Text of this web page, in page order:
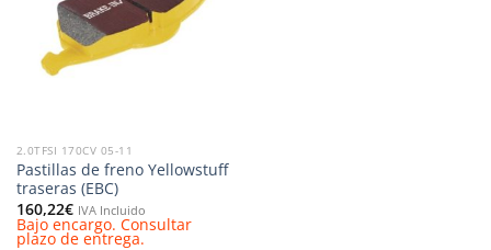
deseos
2.0TFSI 170CV 05-11
Pastillas de freno Yellowstuff
traseras (EBC)
160,22€ IVA Incluido
Bajo encargo. Consultar
plazo de entrega.